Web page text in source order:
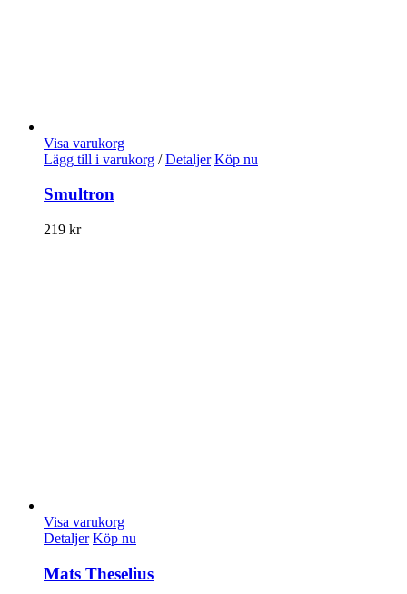
Visa varukorg
Lägg till i varukorg / Detaljer Köp nu
Smultron
219 kr
Visa varukorg
Detaljer Köp nu
Mats Theselius